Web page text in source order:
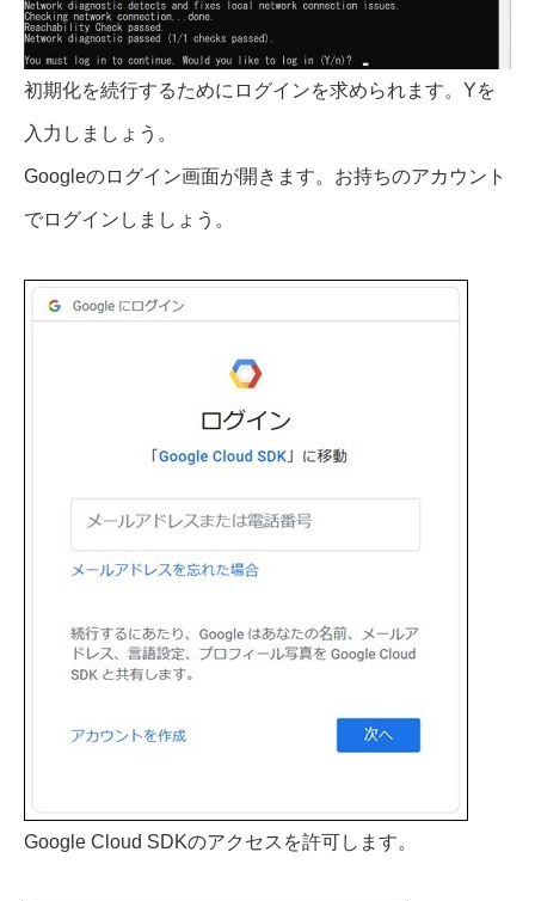
初期化を続行するためにログインを求められます。Yを
入力しましょう。
Googleのログイン画面が開きます。お持ちのアカウント
でログインしましょう。
Google Cloud SDKのアクセスを許可します。